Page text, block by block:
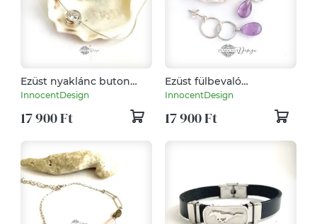
Ezüst nyaklánc buton
foglalatos cirkóniával
InnocentDesign
17 900 Ft
Ezüst fülbevaló
ametiszttel
InnocentDesign
17 900 Ft